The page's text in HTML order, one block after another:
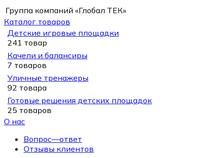
Группа компаний «Глобал ТЕК»
Каталог товаров
Детские игровые площадки
241 товар
Качели и балансиры
7 товаров
Уличные тренажеры
92 товара
Готовые решения детских площадок
25 товаров
О нас
Вопрос—ответ
Отзывы клиентов